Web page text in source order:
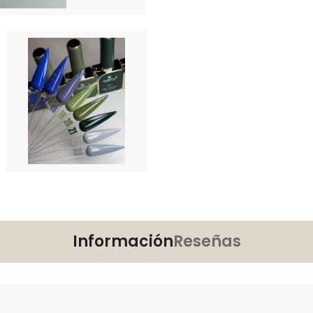
InformaciónReseñas